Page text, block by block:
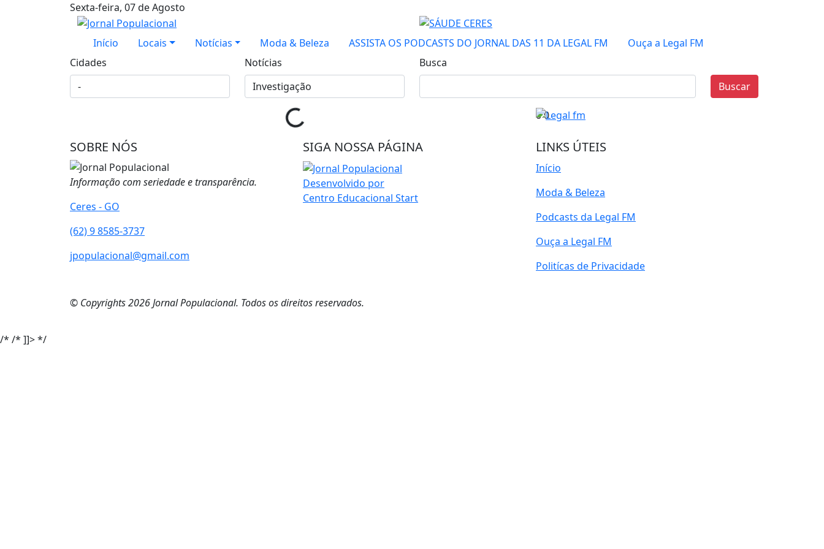
Sexta-feira, 07 de Agosto
Início Locais Notícias Moda & Beleza ASSISTA OS PODCASTS DO JORNAL DAS 11 DA LEGAL FM
Ouça a Legal FM
Cidades
Notícias
Busca
Buscar
00
SOBRE NÓS
Informação com seriedade e transparência.
Ceres - GO
(62) 9 8585-3737
jpopulacional@gmail.com
SIGA NOSSA PÁGINA
Desenvolvido por
Centro Educacional Start
LINKS ÚTEIS
Início
Moda & Beleza
Podcasts da Legal FM
Ouça a Legal FM
Politícas de Privacidade
© Copyrights 2026 Jornal Populacional. Todos os direitos reservados.
/* /* ]]> */